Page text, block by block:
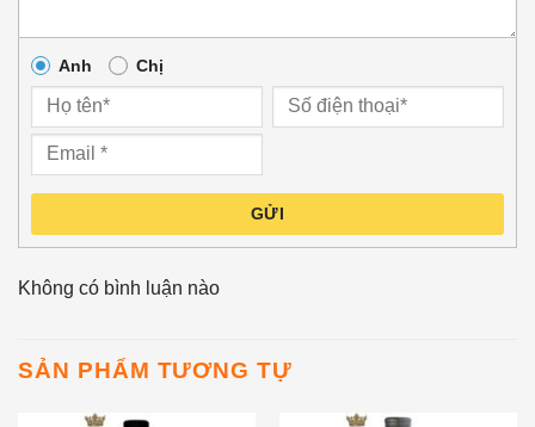
Anh Chị
GỬI
Không có bình luận nào
SẢN PHẨM TƯƠNG TỰ